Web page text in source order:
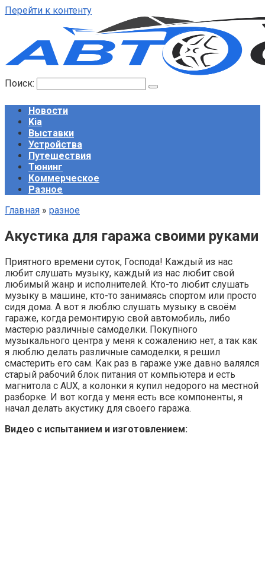
Перейти к контенту
Поиск:
Новости
Kia
Выставки
Устройства
Путешествия
Тюнинг
Коммерческое
Разное
Главная » разное
Акустика для гаража своими руками
Приятного времени суток, Господа! Каждый из нас
любит слушать музыку, каждый из нас любит свой
любимый жанр и исполнителей. Кто-то любит слушать
музыку в машине, кто-то занимаясь спортом или просто
сидя дома. А вот я люблю слушать музыку в своём
гараже, когда ремонтирую свой автомобиль, либо
мастерю различные самоделки. Покупного
музыкального центра у меня к сожалению нет, а так как
я люблю делать различные самоделки, я решил
смастерить его сам. Как раз в гараже уже давно валялся
старый рабочий блок питания от компьютера и есть
магнитола с AUX, а колонки я купил недорого на местной
разборке. И вот когда у меня есть все компоненты, я
начал делать акустику для своего гаража.
Видео с испытанием и изготовлением: